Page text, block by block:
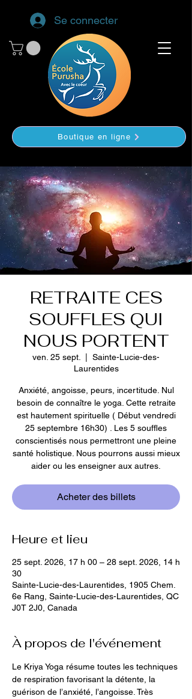
Se connecter
Boutique en ligne
RETRAITE CES
SOUFFLES QUI
NOUS PORTENT
ven. 25 sept.
Sainte-Lucie-des-
Laurentides
Anxiété, angoisse, peurs, incertitude. Nul
besoin de connaître le yoga. Cette retraite
est hautement spirituelle ( Début vendredi
25 septembre 16h30) . Les 5 souffles
conscientisés nous permettront une pleine
santé holistique. Nous pourrons aussi mieux
aider ou les enseigner aux autres.
Acheter des billets
Heure et lieu
25 sept. 2026, 17 h 00 – 28 sept. 2026, 14 h
30
Sainte-Lucie-des-Laurentides, 1905 Chem.
6e Rang, Sainte-Lucie-des-Laurentides, QC
J0T 2J0, Canada
À propos de l'événement
Le Kriya Yoga résume toutes les techniques
de respiration favorisant la détente, la
guérison de l’anxiété, l’angoisse. Très